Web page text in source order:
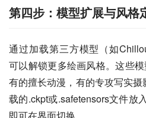
第四步：模型扩展与风格
通过加载第三方模型（如
可以解锁更多绘画风格。这些模
有的擅长动漫，有的专攻写实
载的.ckpt或.safetensors文件放
即可在界面切换。